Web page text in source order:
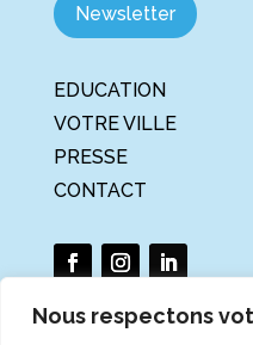
Nous respectons
Newsletter
EDUCATION
VOTRE VILLE
PRESSE
CONTACT